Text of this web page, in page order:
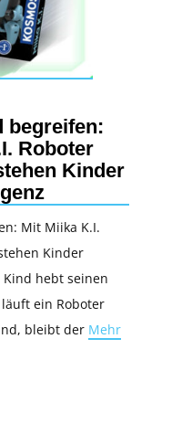
begreifen:
Roboter
Kinder
Mit Miika K.I.
Kinder
hebt seinen
ein Roboter
bleibt der Mehr